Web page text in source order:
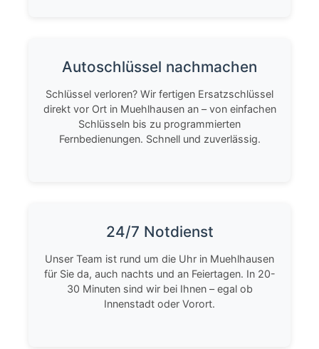
Autoschlüssel nachmachen
Schlüssel verloren? Wir fertigen Ersatzschlüssel
direkt vor Ort in Muehlhausen an – von einfachen
Schlüsseln bis zu programmierten
Fernbedienungen. Schnell und zuverlässig.
24/7 Notdienst
Unser Team ist rund um die Uhr in Muehlhausen
für Sie da, auch nachts und an Feiertagen. In 20-
30 Minuten sind wir bei Ihnen – egal ob
Innenstadt oder Vorort.